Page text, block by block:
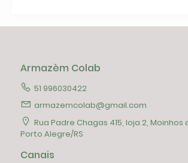
Armazèm Colab
51 996030422
armazemcolab@gmail.com
Rua Padre Chagas 415, loja 2, Moinhos
Porto Alegre/RS
Canais